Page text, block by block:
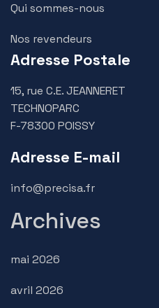
Qui sommes-nous
Nos revendeurs
Adresse Postale
15, rue C.E. JEANNERET
TECHNOPARC
F-78300 POISSY
Adresse E-mail
info@precisa.fr
Archives
mai 2026
avril 2026